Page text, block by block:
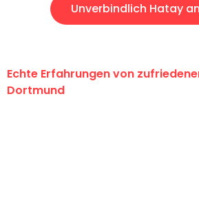
Unverbindlich Hatay
Echte Erfahrungen von
Dortmund